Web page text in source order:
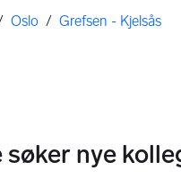
Oslo / Grefsen - Kjelsås
nye